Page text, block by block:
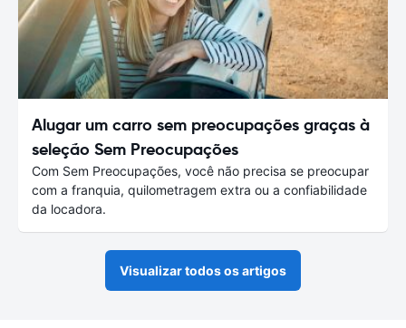
Alugar um carro sem preocupações graças à
seleção Sem Preocupações
Com Sem Preocupações, você não precisa se preocupar
com a franquia, quilometragem extra ou a confiabilidade
da locadora.
Visualizar todos os artigos